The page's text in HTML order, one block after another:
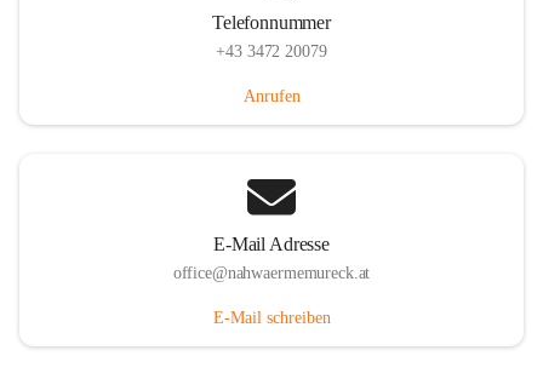
Telefonnummer
+43 3472 20079
Anrufen
E-Mail Adresse
office@nahwaermemureck.at
E-Mail schreiben